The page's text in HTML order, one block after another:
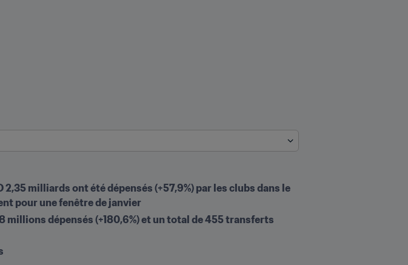
2,35 milliards ont été dépensés (+57,9%) par les clubs dans le
pour une fenêtre de janvier
millions dépensés (+180,6%) et un total de 455 transferts